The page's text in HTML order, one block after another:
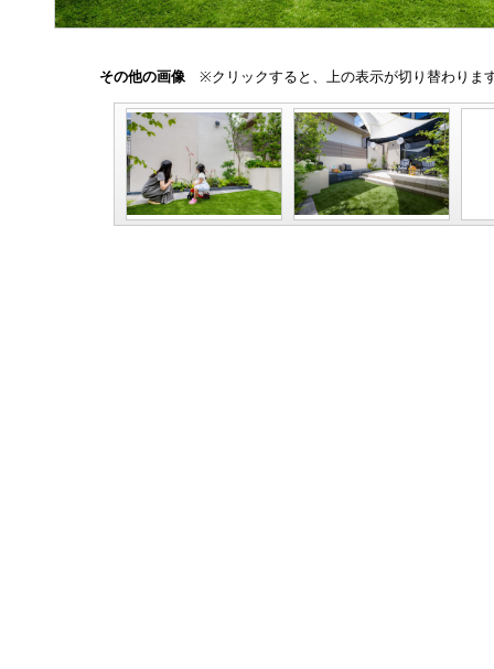
その他の画像 ※クリックすると、上の表示が切り替わりま